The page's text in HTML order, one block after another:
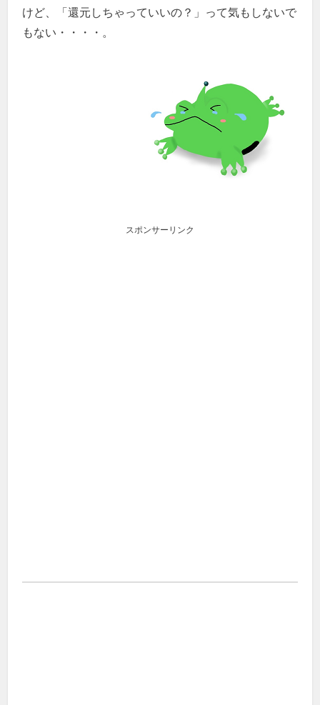
けど、「還元しちゃっていいの？」って気もしないで
もない・・・・。
スポンサーリンク